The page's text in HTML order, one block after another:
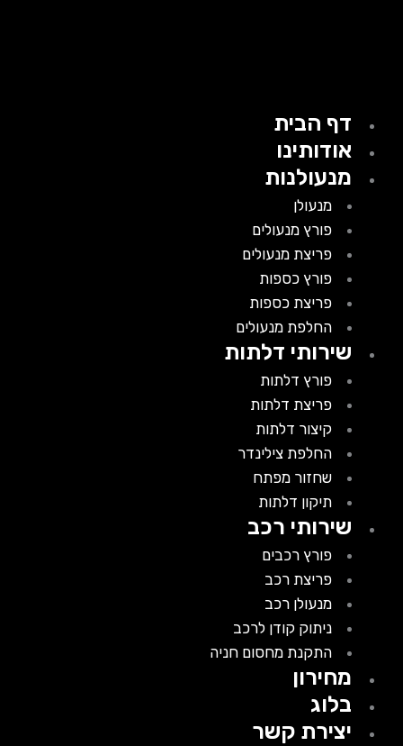
דף הבית
אודותינו
מנעולנות
מנעולן
פורץ מנעולים
פריצת מנעולים
פורץ כספות
פריצת כספות
החלפת מנעולים
שירותי דלתות
פורץ דלתות
פריצת דלתות
קיצור דלתות
החלפת צילינדר
שחזור מפתח
תיקון דלתות
שירותי רכב
פורץ רכבים
פריצת רכב
מנעולן רכב
ניתוק קודן לרכב
התקנת מחסום חניה
מחירון
בלוג
יצירת קשר